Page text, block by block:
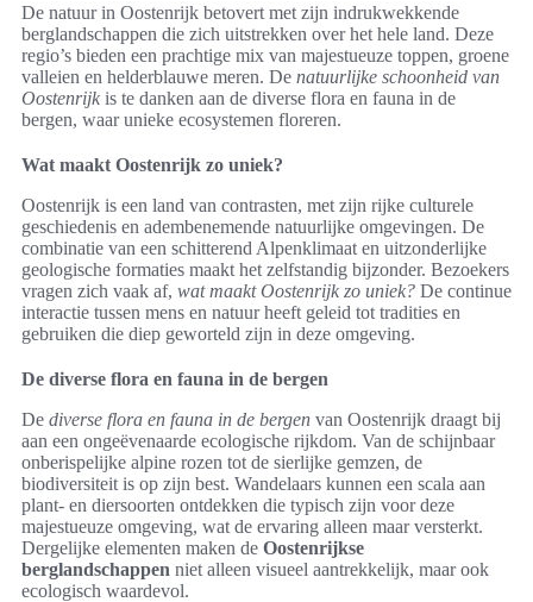
De natuur in Oostenrijk betovert met zijn indrukwekkende
berglandschappen die zich uitstrekken over het hele land. Deze
regio’s bieden een prachtige mix van majestueuze toppen, groene
valleien en helderblauwe meren. De natuurlijke schoonheid van
Oostenrijk is te danken aan de diverse flora en fauna in de
bergen, waar unieke ecosystemen floreren.
Wat maakt Oostenrijk zo uniek?
Oostenrijk is een land van contrasten, met zijn rijke culturele
geschiedenis en adembenemende natuurlijke omgevingen. De
combinatie van een schitterend Alpenklimaat en uitzonderlijke
geologische formaties maakt het zelfstandig bijzonder. Bezoekers
vragen zich vaak af, wat maakt Oostenrijk zo uniek? De continue
interactie tussen mens en natuur heeft geleid tot tradities en
gebruiken die diep geworteld zijn in deze omgeving.
De diverse flora en fauna in de bergen
De diverse flora en fauna in de bergen van Oostenrijk draagt bij
aan een ongeëvenaarde ecologische rijkdom. Van de schijnbaar
onberispelijke alpine rozen tot de sierlijke gemzen, de
biodiversiteit is op zijn best. Wandelaars kunnen een scala aan
plant- en diersoorten ontdekken die typisch zijn voor deze
majestueuze omgeving, wat de ervaring alleen maar versterkt.
Dergelijke elementen maken de Oostenrijkse
berglandschappen niet alleen visueel aantrekkelijk, maar ook
ecologisch waardevol.